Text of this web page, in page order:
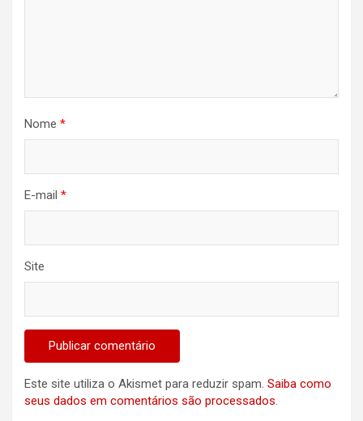
Nome *
E-mail *
Site
Este site utiliza o Akismet para reduzir spam. Saiba como
seus dados em comentários são processados.